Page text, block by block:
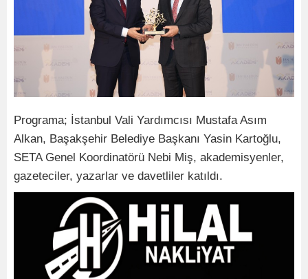
Programa; ⁠İstanbul Vali Yardımcısı Mustafa Asım
Alkan, ⁠Başakşehir Belediye Başkanı Yasin Kartoğlu,
SETA Genel Koordinatörü Nebi Miş, akademisyenler,
gazeteciler, yazarlar ve davetliler katıldı.